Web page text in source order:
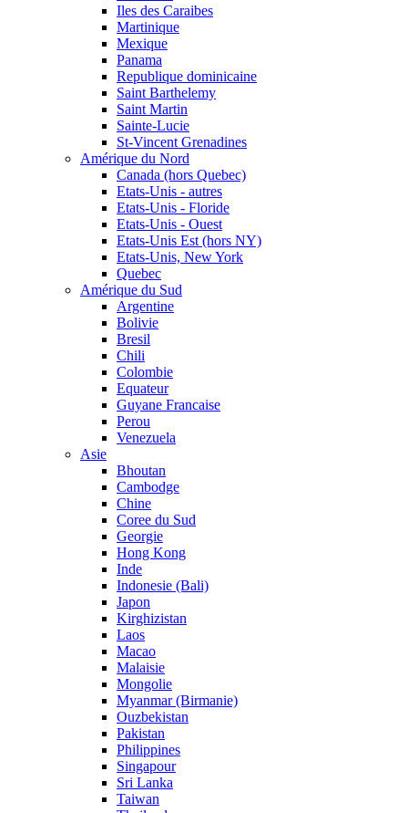
Iles des Caraibes
Martinique
Mexique
Panama
Republique dominicaine
Saint Barthelemy
Saint Martin
Sainte-Lucie
St-Vincent Grenadines
Amérique du Nord
Canada (hors Quebec)
Etats-Unis - autres
Etats-Unis - Floride
Etats-Unis - Ouest
Etats-Unis Est (hors NY)
Etats-Unis, New York
Quebec
Amérique du Sud
Argentine
Bolivie
Bresil
Chili
Colombie
Equateur
Guyane Francaise
Perou
Venezuela
Asie
Bhoutan
Cambodge
Chine
Coree du Sud
Georgie
Hong Kong
Inde
Indonesie (Bali)
Japon
Kirghizistan
Laos
Macao
Malaisie
Mongolie
Myanmar (Birmanie)
Ouzbekistan
Pakistan
Philippines
Singapour
Sri Lanka
Taiwan